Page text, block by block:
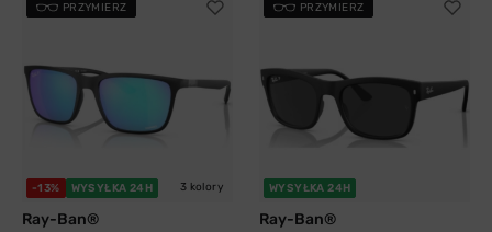
PRZYMIERZ
-13% WYSYŁKA 24H 3 kolory
Ray-Ban®
PRZYMIERZ
WYSYŁKA 24H
Ray-Ban®